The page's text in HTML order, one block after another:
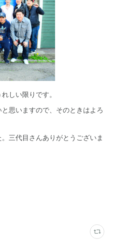
しい限りです。
思いますので、そのときはよろ
三代目さんありがとうございま